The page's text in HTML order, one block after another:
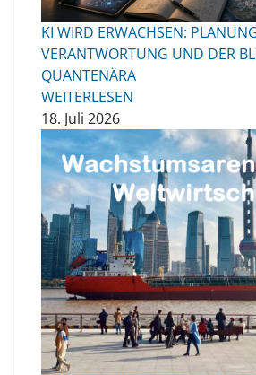
KI WIRD ERWACHSEN:
VERANTWORTUNG UND DER
QUANTENÄRA
WEITERLESEN
18. Juli 2026